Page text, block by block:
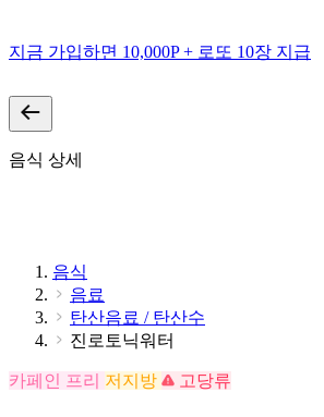
지금 가입하면 10,000P + 로또 10장 지급
음식 상세
음식
음료
탄산음료 / 탄산수
진로토닉워터
카페인 프리 저지방 고당류